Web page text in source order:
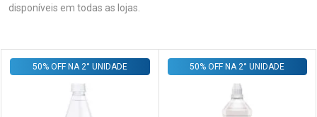
disponíveis em todas as lojas.
Prateleira
50% OFF NA 2° UNIDADE 50% OFF NA 2° UNIDADE